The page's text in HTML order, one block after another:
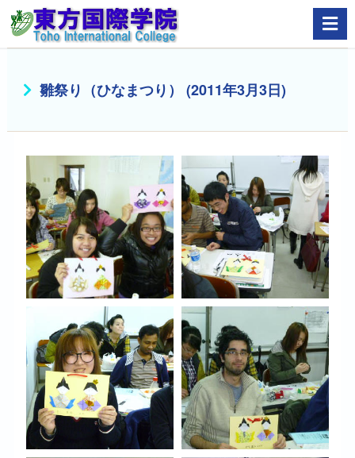
雛祭り（ひなまつり） (2011年3月3日)